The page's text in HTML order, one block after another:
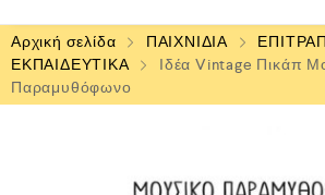
Αρχική σελίδα ΠΑΙΧΝΙΔΙΑ
ΕΚΠΑΙΔΕΥΤΙΚΑ
Ιδέα Vintage Πικάπ
Παραμυθόφωνο